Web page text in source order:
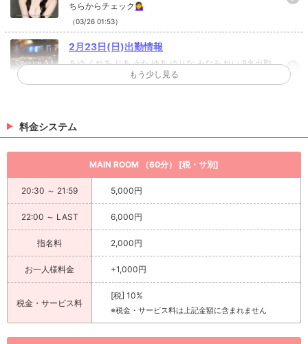
ちらからチェック💁‍♀️
（03/26 01:53）
2月23日(日)出勤情報
あゆ くれあ りあ うた ゆあ ゆりな みなみ れい 8名出勤
ゆあさんの新しい写真を追加しました！チェックして
（02/18 22:39）
もう少し見る
料金システム
MAIN ROOM （60分） [税・サ別]
20:30 ～ 21:59 5,000円
22:00 ～ LAST 6,000円
指名料 2,000円
お一人様料金 +1,000円
税金・サービス料
[税] 10%
※税金・サービス料は上記金額に含まれません